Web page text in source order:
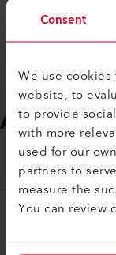
Consent
We use
website, to
to provide
with more
used for our
partners to
measure the
You can review
BOQUILLAS